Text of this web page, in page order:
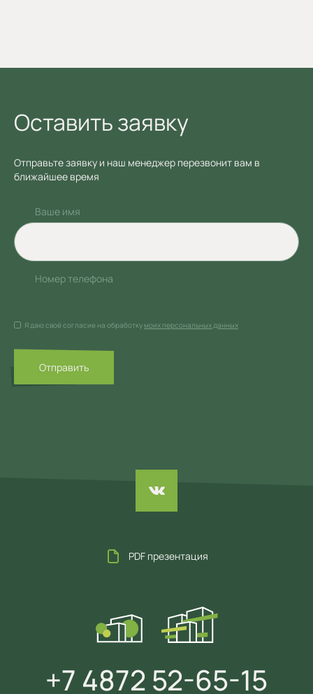
Оставить заявку
Ваше имя
Номер телефона
Отправить
Я даю своё согласие на обработку моих персональных данных
Отправьте заявку и наш менеджер перезвонит вам в
ближайшее время
PDF презентация
+7 4872 52-65-15